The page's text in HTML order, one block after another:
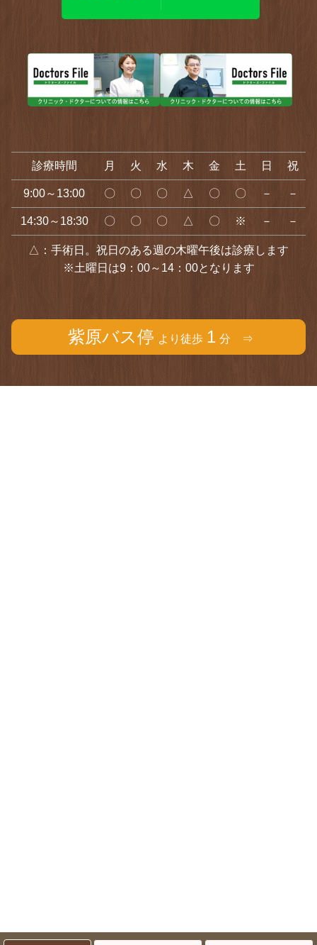
診療時間 月 火 水 木 金 土 日 祝
9:00～13:00 〇 〇 〇 △ 〇 〇 － －
14:30～18:30 〇 〇 〇 △ 〇 ※ － －
△：手術日。祝日のある週の木曜午後は診療します
※土曜日は9：00～14：00となります
紫原バス停 より徒歩 1 分 ⇒